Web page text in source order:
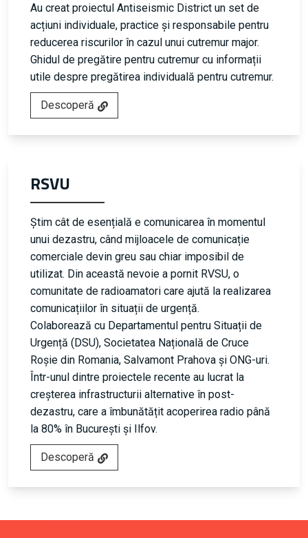
Au creat proiectul Antiseismic District un set de
acțiuni individuale, practice și responsabile pentru
reducerea riscurilor în cazul unui cutremur major.
Ghidul de pregătire pentru cutremur cu informații
utile despre pregătirea individuală pentru cutremur.
Descoperă
RSVU
Știm cât de esențială e comunicarea în momentul
unui dezastru, când mijloacele de comunicație
comerciale devin greu sau chiar imposibil de
utilizat. Din această nevoie a pornit RVSU, o
comunitate de radioamatori care ajută la realizarea
comunicațiilor în situații de urgență.
Colaborează cu Departamentul pentru Situații de
Urgență (DSU), Societatea Națională de Cruce
Roșie din Romania, Salvamont Prahova și ONG-uri.
Într-unul dintre proiectele recente au lucrat la
creșterea infrastructurii alternative în post-
dezastru, care a îmbunătățit acoperirea radio până
la 80% în București și Ilfov.
Descoperă